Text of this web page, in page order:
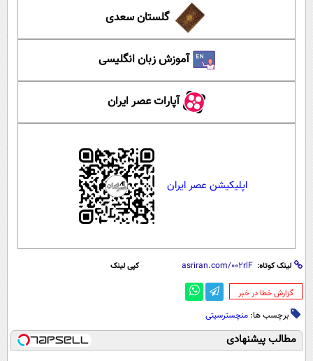
گلستان سعدی
آموزش زبان انگلیسی
آپارات عصر ایران
اپلیکیشن عصر ایران
لینک کوتاه: کپی لینک
‌گزارش خطا در خبر
برچسب ها: منچسترسیتی
مطالب پیشنهادی